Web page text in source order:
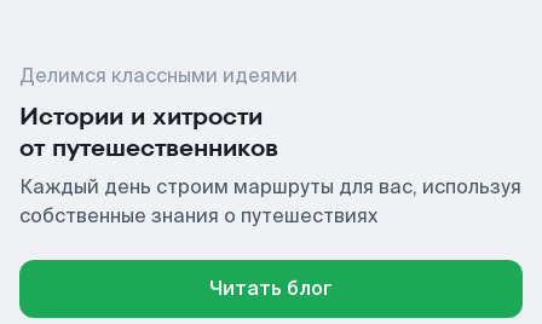
Делимся классными идеями
Истории и хитрости
от путешественников
Каждый день строим маршруты для вас, используя
собственные знания о путешествиях
Читать блог